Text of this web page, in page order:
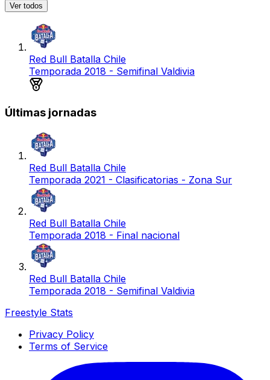
Ver todos
Red Bull Batalla Chile
Temporada 2018 - Semifinal Valdivia
Últimas jornadas
Red Bull Batalla Chile
Temporada 2021 - Clasificatorias - Zona Sur
Red Bull Batalla Chile
Temporada 2018 - Final nacional
Red Bull Batalla Chile
Temporada 2018 - Semifinal Valdivia
Freestyle Stats
Privacy Policy
Terms of Service